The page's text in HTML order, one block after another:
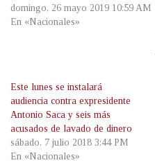
domingo, 26 mayo 2019 10:59 AM
En «Nacionales»
Este lunes se instalará
audiencia contra expresidente
Antonio Saca y seis más
acusados de lavado de dinero
sábado, 7 julio 2018 3:44 PM
En «Nacionales»